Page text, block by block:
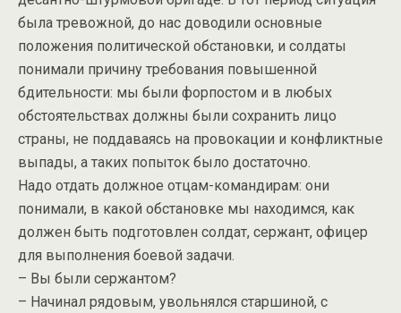
была тревожной, до нас доводили основные
положения политической обстановки, и солдаты
понимали причину требования повышенной
бдительности: мы были форпостом и в любых
обстоятельствах должны были сохранить лицо
страны, не поддаваясь на провокации и конфликтные
выпады, а таких попыток было достаточно.
Надо отдать должное отцам-командирам: они
понимали, в какой обстановке мы находимся, как
должен быть подготовлен солдат, сержант, офицер
для выполнения боевой задачи.
– Вы были сержантом?
– Начинал рядовым, увольнялся старшиной, с